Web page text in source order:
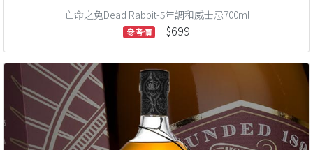
亡命之兔Dead Rabbit-5年調和威士忌700ml
參考價 $699